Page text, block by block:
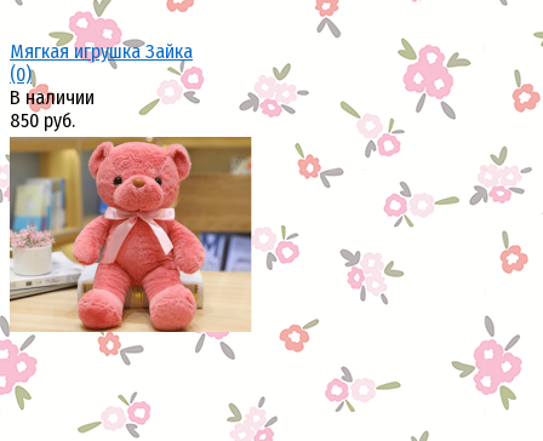
избранное сравнить
Мягкая игрушка Зайка
(0)
В наличии
850 руб.